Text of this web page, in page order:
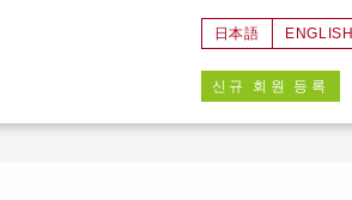
日本語 ENGLISH
신규 회원 등록